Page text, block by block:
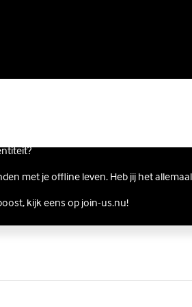
met je offline leven. Heb jij het
kijk eens op join-us.nu!